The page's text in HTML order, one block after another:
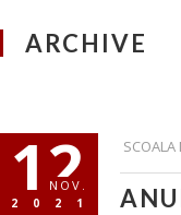
ARCHIVE
12
NOV.
2021